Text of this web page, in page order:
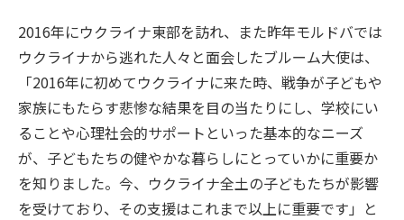
2016年にウクライナ東部を訪れ、また昨年モルドバでは
ウクライナから逃れた人々と面会したブルーム大使は、
「2016年に初めてウクライナに来た時、戦争が子どもや
家族にもたらす悲惨な結果を目の当たりにし、学校にい
ることや心理社会的サポートといった基本的なニーズ
が、子どもたちの健やかな暮らしにとっていかに重要か
を知りました。今、ウクライナ全土の子どもたちが影響
を受けており、その支援はこれまで以上に重要です」と